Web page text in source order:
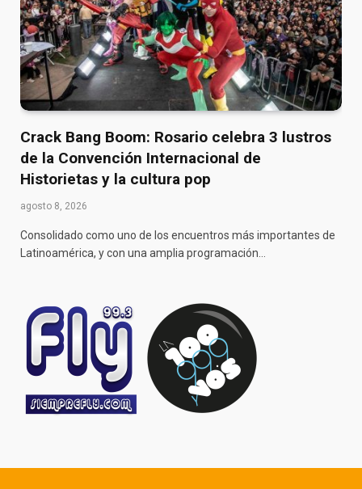
Crack Bang Boom: Rosario celebra 3 lustros
de la Convención Internacional de
Historietas y la cultura pop
agosto 8, 2026
Consolidado como uno de los encuentros más importantes de
Latinoamérica, y con una amplia programación…